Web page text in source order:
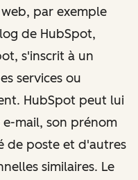
par exemple
de HubSpot,
s'inscrit à un
services ou
HubSpot peut lui
mail, son prénom
de poste et d'autres
similaires. Le